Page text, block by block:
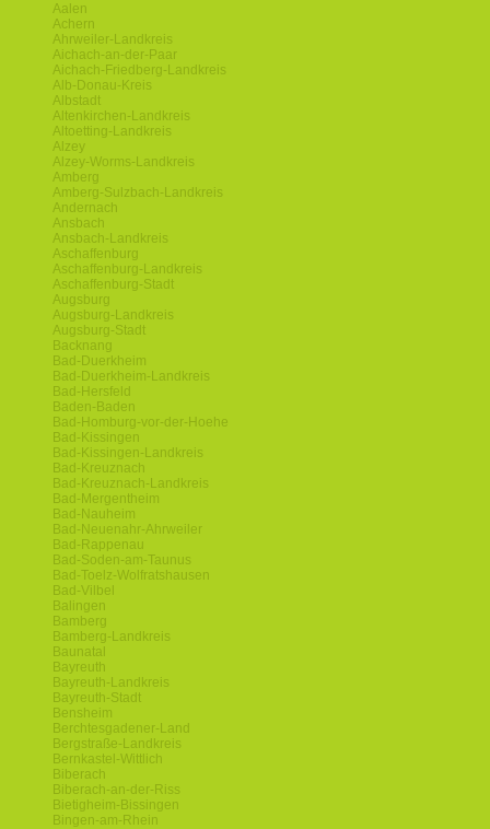
Aalen
Achern
Ahrweiler-Landkreis
Aichach-an-der-Paar
Aichach-Friedberg-Landkreis
Alb-Donau-Kreis
Albstadt
Altenkirchen-Landkreis
Altoetting-Landkreis
Alzey
Alzey-Worms-Landkreis
Amberg
Amberg-Sulzbach-Landkreis
Andernach
Ansbach
Ansbach-Landkreis
Aschaffenburg
Aschaffenburg-Landkreis
Aschaffenburg-Stadt
Augsburg
Augsburg-Landkreis
Augsburg-Stadt
Backnang
Bad-Duerkheim
Bad-Duerkheim-Landkreis
Bad-Hersfeld
Baden-Baden
Bad-Homburg-vor-der-Hoehe
Bad-Kissingen
Bad-Kissingen-Landkreis
Bad-Kreuznach
Bad-Kreuznach-Landkreis
Bad-Mergentheim
Bad-Nauheim
Bad-Neuenahr-Ahrweiler
Bad-Rappenau
Bad-Soden-am-Taunus
Bad-Toelz-Wolfratshausen
Bad-Vilbel
Balingen
Bamberg
Bamberg-Landkreis
Baunatal
Bayreuth
Bayreuth-Landkreis
Bayreuth-Stadt
Bensheim
Berchtesgadener-Land
Bergstraße-Landkreis
Bernkastel-Wittlich
Biberach
Biberach-an-der-Riss
Bietigheim-Bissingen
Bingen-am-Rhein